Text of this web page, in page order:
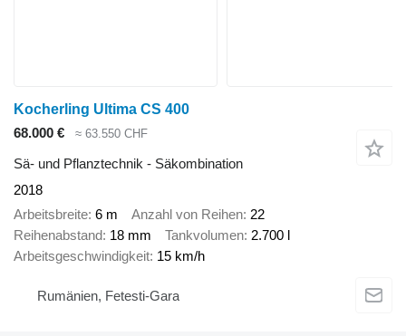
Kocherling Ultima CS 400
68.000 €
≈ 63.550 CHF
Sä- und Pflanztechnik - Säkombination
2018
Arbeitsbreite 6 m Anzahl von Reihen 22
Reihenabstand 18 mm Tankvolumen 2.700 l
Arbeitsgeschwindigkeit 15 km/h
Rumänien, Fetesti-Gara